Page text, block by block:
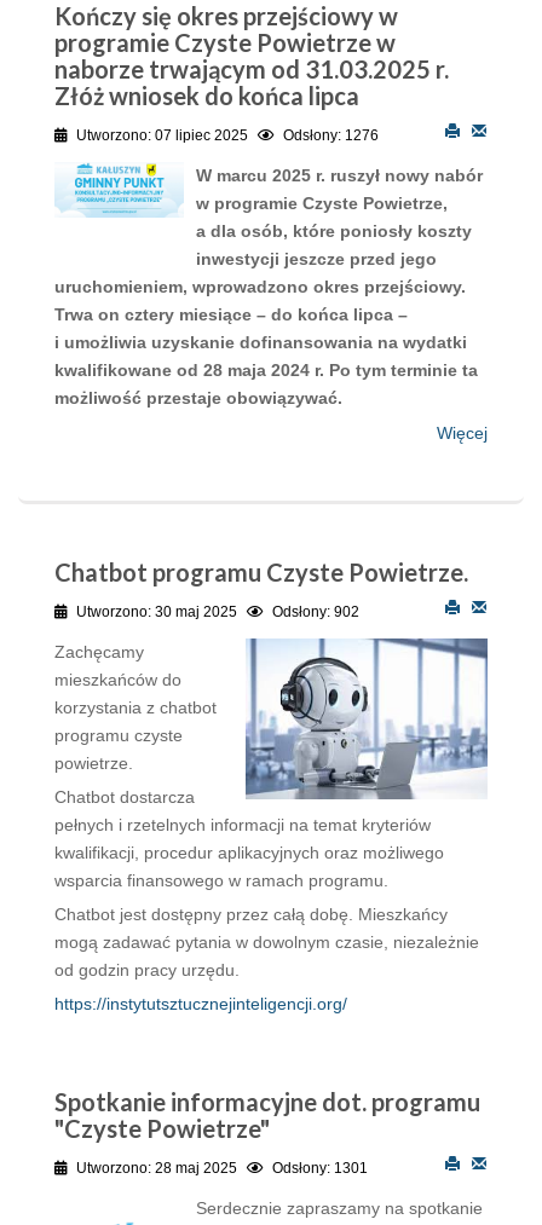
Kończy się okres przejściowy w
programie Czyste Powietrze w
naborze trwającym od 31.03.2025 r.
Złóż wniosek do końca lipca
Utworzono: 07 lipiec 2025 Odsłony: 1276
W marcu 2025 r. ruszył nowy nabór
w programie Czyste Powietrze,
a dla osób, które poniosły koszty
inwestycji jeszcze przed jego
uruchomieniem, wprowadzono okres przejściowy.
Trwa on cztery miesiące – do końca lipca –
i umożliwia uzyskanie dofinansowania na wydatki
kwalifikowane od 28 maja 2024 r. Po tym terminie ta
możliwość przestaje obowiązywać.
Więcej
Chatbot programu Czyste Powietrze.
Utworzono: 30 maj 2025 Odsłony: 902
Zachęcamy
mieszkańców do
korzystania z chatbot
programu czyste
powietrze.
Chatbot dostarcza
pełnych i rzetelnych informacji na temat kryteriów
kwalifikacji, procedur aplikacyjnych oraz możliwego
wsparcia finansowego w ramach programu.
Chatbot jest dostępny przez całą dobę. Mieszkańcy
mogą zadawać pytania w dowolnym czasie, niezależnie
od godzin pracy urzędu.
https://instytutsztucznejinteligencji.org/
Spotkanie informacyjne dot. programu
"Czyste Powietrze"
Utworzono: 28 maj 2025 Odsłony: 1301
Serdecznie zapraszamy na spotkanie